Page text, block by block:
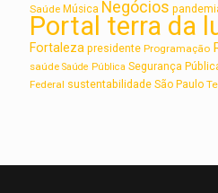
Saúde Música Negócios
Portal terra da
Fortaleza presidente Programação
saúde Saúde Pública Segurança
Federal sustentabilidade São Paulo